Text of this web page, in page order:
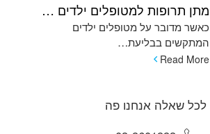
מתן תרופות למטופלים ילדים המתקשים בשימוש בכדורים ומהן האלטרנטיבות
כאשר מדובר על מטופלים ילדים
המתקשים בבליעת…
Read More
לכל שאלה אנחנו פה